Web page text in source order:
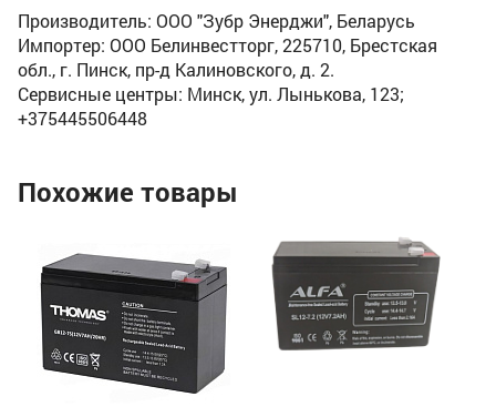
Производитель: ООО "Зубр Энерджи", Беларусь
Импортер: ООО Белинвестторг, 225710, Брестская
обл., г. Пинск, пр-д Калиновского, д. 2.
Сервисные центры: Минск, ул. Лынькова, 123;
+375445506448
Похожие товары